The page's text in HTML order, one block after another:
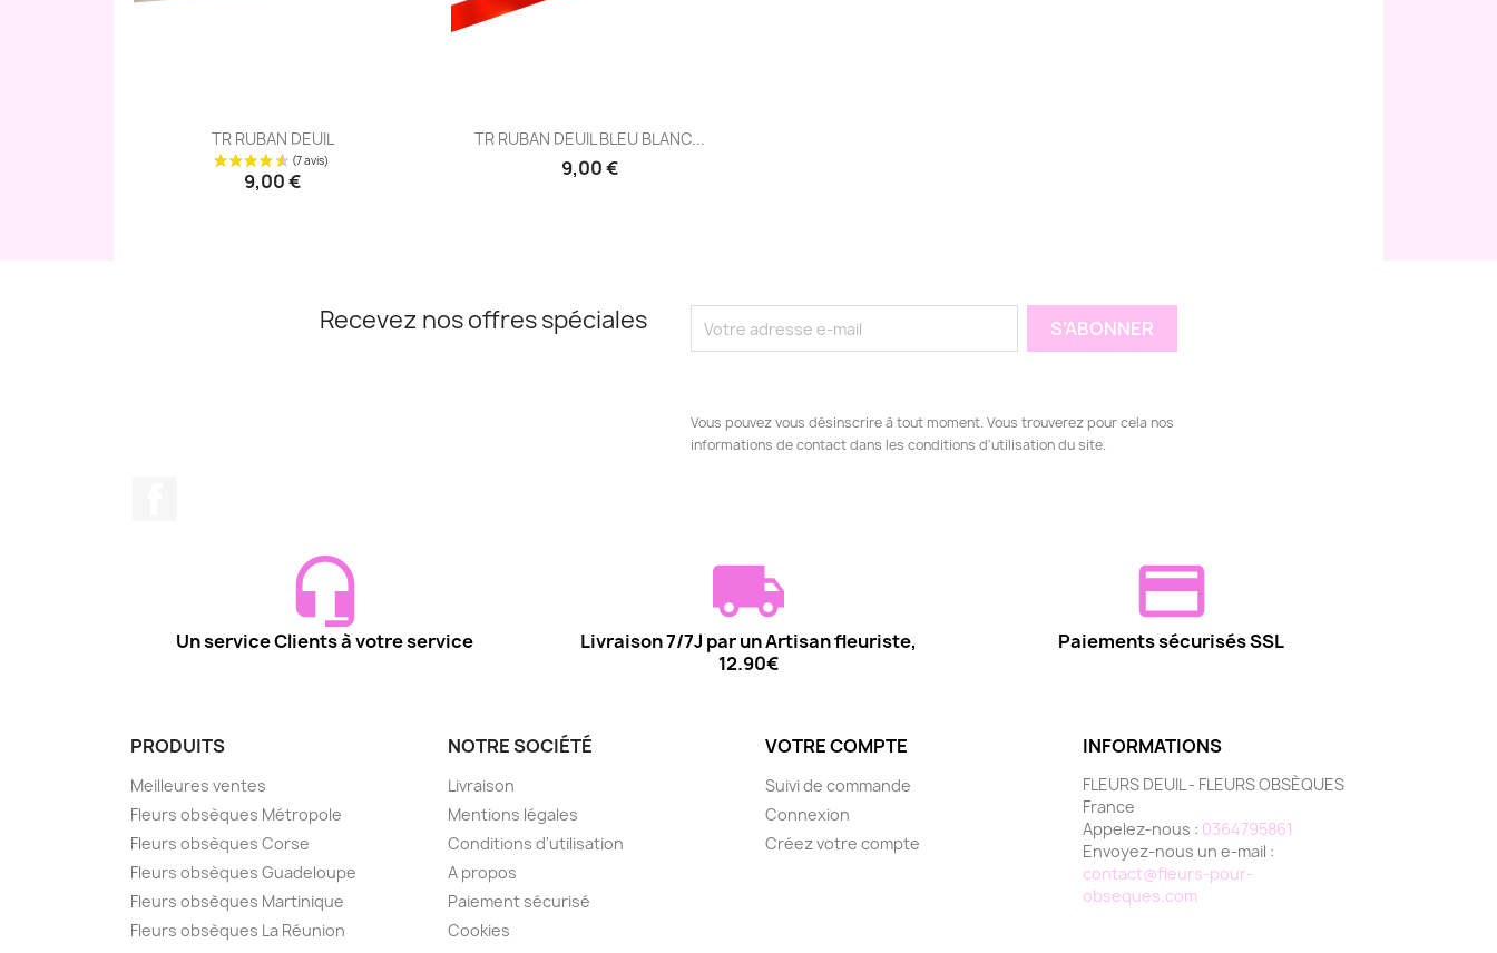
Aperçu rapide
TR RUBAN DEUIL
9,00 €
Aperçu rapide
TR RUBAN DEUIL BLEU BLANC...
9,00 €
Recevez nos offres spéciales
Vous pouvez vous désinscrire à tout moment. Vous trouverez pour cela nos
informations de contact dans les conditions d'utilisation du site.
Un service Clients à votre service
Livraison 7/7J par un Artisan fleuriste,
12.90€
Paiements sécurisés SSL
PRODUITS
Meilleures ventes
Fleurs obsèques Métropole
Fleurs obsèques Corse
Fleurs obsèques Guadeloupe
Fleurs obsèques Martinique
Fleurs obsèques La Réunion
NOTRE SOCIÉTÉ
Livraison
Mentions légales
Conditions d'utilisation
A propos
Paiement sécurisé
Cookies
VOTRE COMPTE
Suivi de commande
Connexion
Créez votre compte
INFORMATIONS
FLEURS DEUIL - FLEURS OBSÈQUES
France
Appelez-nous : 0364795861
Envoyez-nous un e-mail :
contact@fleurs-pour-
obseques.com